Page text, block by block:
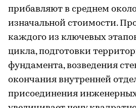
прибавляют в среднем
изначальной стоимости.
каждого из ключевых
цикла, подготовки
фундамента, возведения
окончания внутренней
присоединения